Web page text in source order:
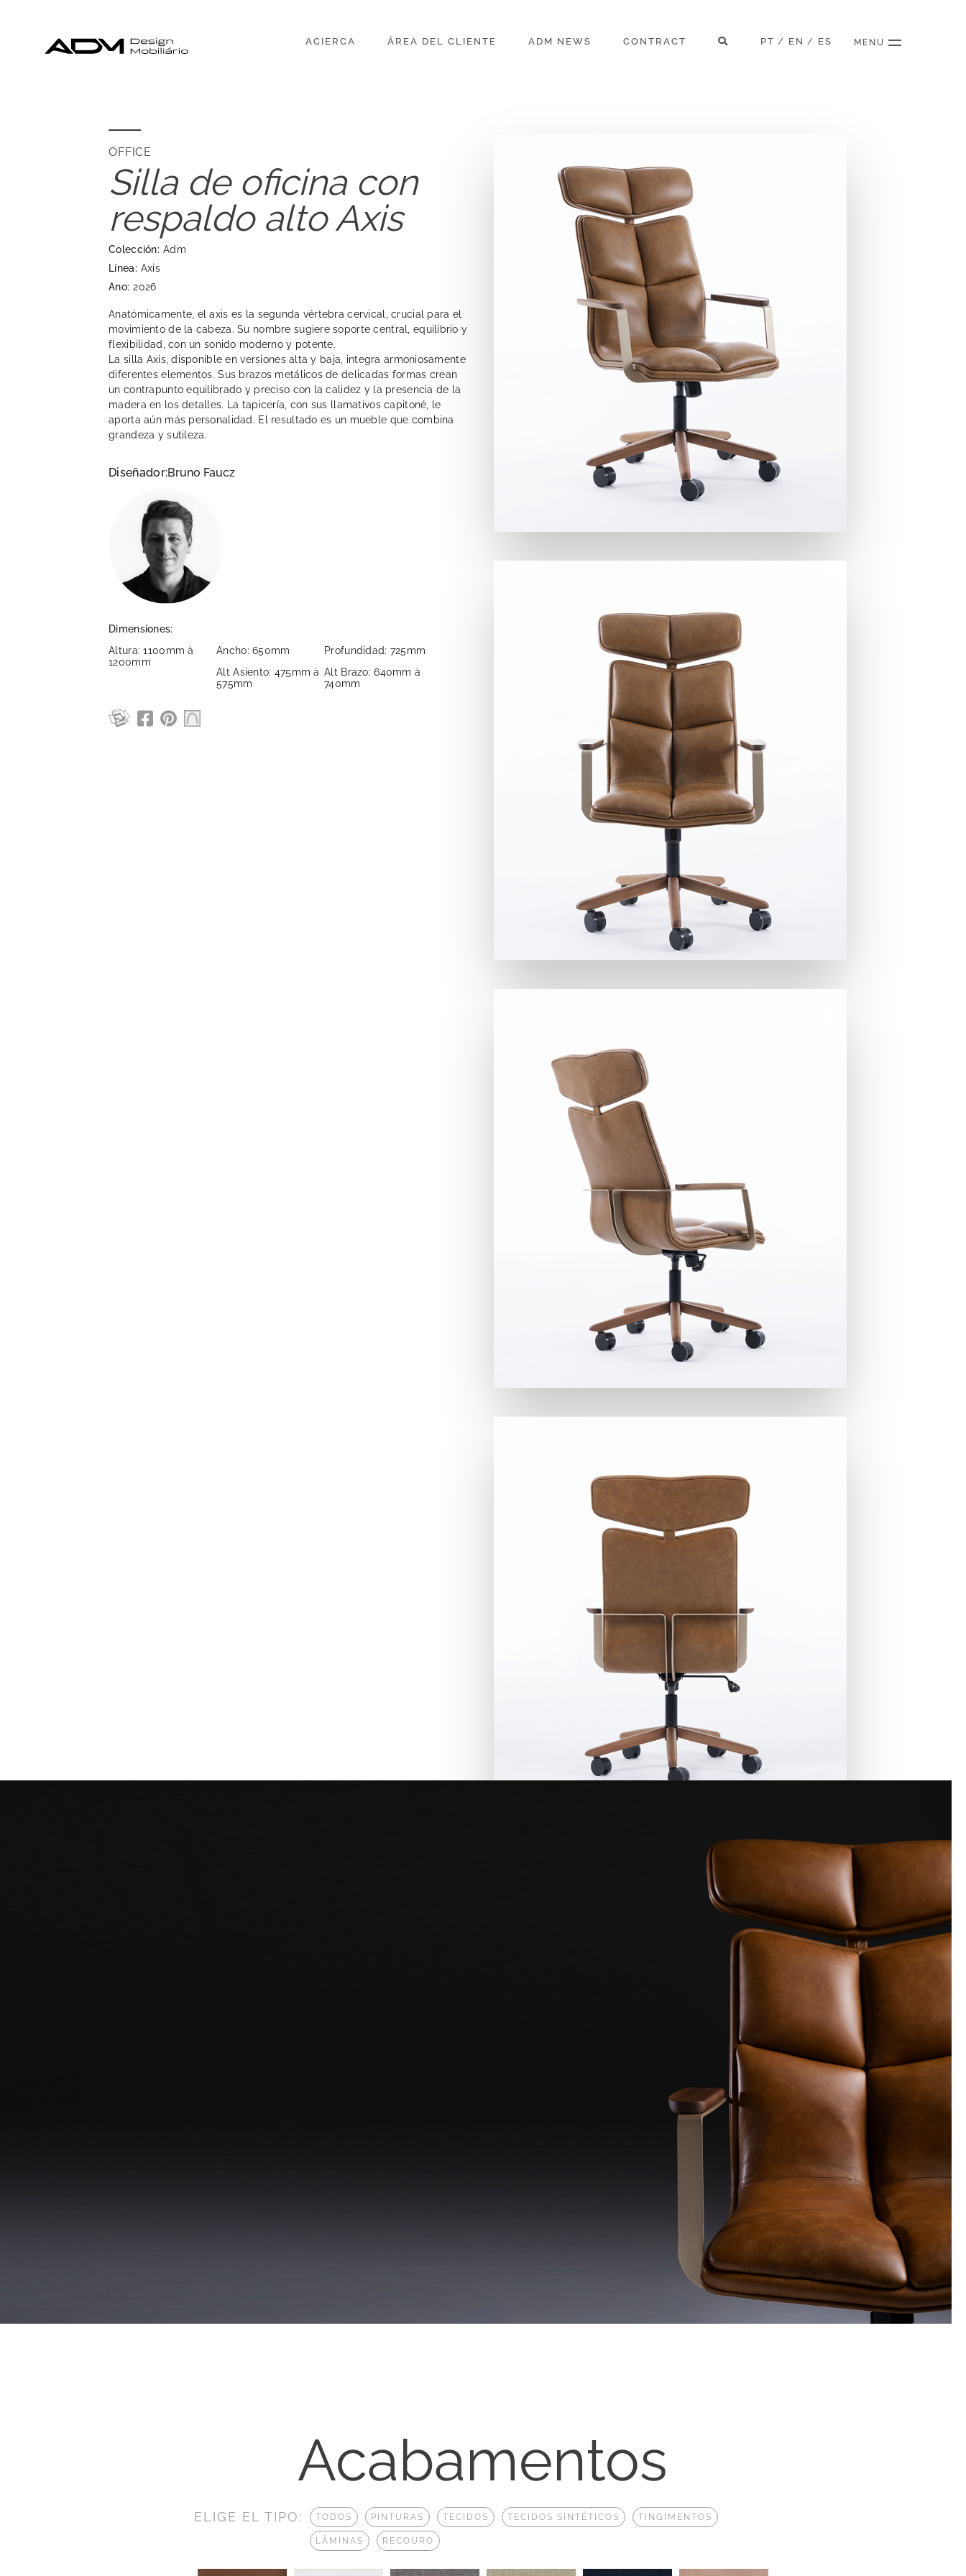
ACIERCA ÁREA DEL CLIENTE ADM NEWS CONTRACT PT / EN / ES MENU
OFFICE
Silla de oficina con
respaldo alto Axis
Colección: Adm
Línea: Axis
Ano: 2026
Anatómicamente, el axis es la segunda vértebra cervical, crucial para el
movimiento de la cabeza. Su nombre sugiere soporte central, equilibrio y
flexibilidad, con un sonido moderno y potente.
La silla Axis, disponible en versiones alta y baja, integra armoniosamente
diferentes elementos. Sus brazos metálicos de delicadas formas crean
un contrapunto equilibrado y preciso con la calidez y la presencia de la
madera en los detalles. La tapicería, con sus llamativos capitoné, le
aporta aún más personalidad. El resultado es un mueble que combina
grandeza y sutileza.
Diseñador:Bruno Faucz
Dimensiones:
Altura: 1100mm à
1200mm
Ancho: 650mm
Profundidad: 725mm
Alt Asiento: 475mm à
575mm
Alt Brazo: 640mm à
740mm
Acabamentos
ELIGE EL TIPO: TODOS PINTURAS TECIDOS TECIDOS SINTÉTICOS TINGIMENTOS
LÂMINAS RECOURO